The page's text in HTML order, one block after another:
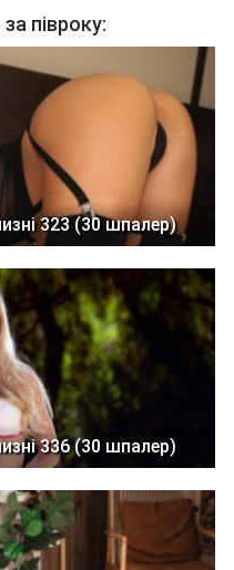
півроку:
323 (30 шпалер)
336 (30 шпалер)